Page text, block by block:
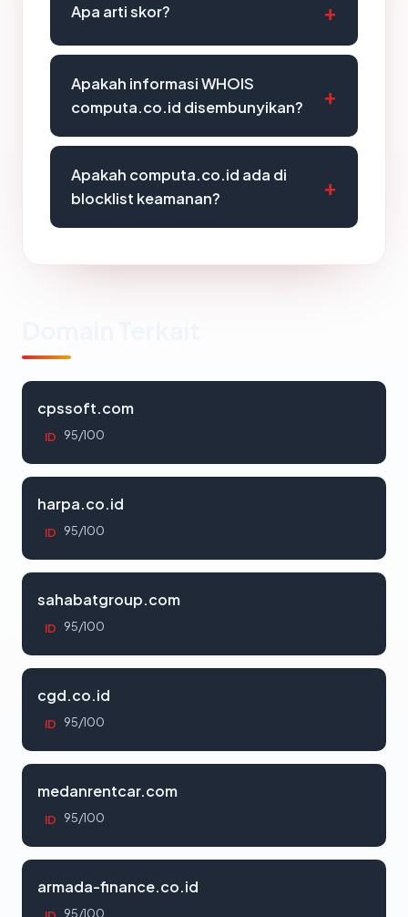
Apa arti skor?
Apakah informasi WHOIS
computa.co.id disembunyikan?
Apakah computa.co.id ada di
blocklist keamanan?
cpssoft.com
ID 95/100
harpa.co.id
ID 95/100
sahabatgroup.com
ID 95/100
cgd.co.id
ID 95/100
medanrentcar.com
ID 95/100
armada-finance.co.id
95/100